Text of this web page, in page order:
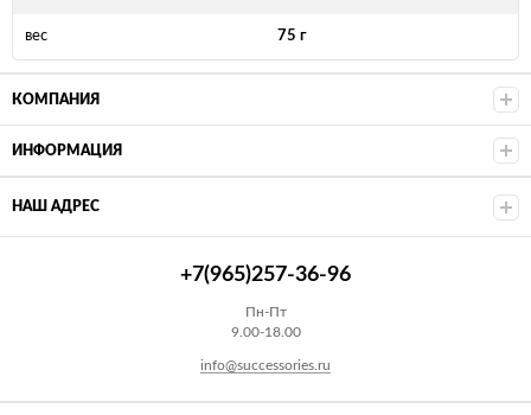
вес 75 г
КОМПАНИЯ
ИНФОРМАЦИЯ
НАШ АДРЕС
+7(965)257-36-96
Пн-Пт
9.00-18.00
info@successories.ru